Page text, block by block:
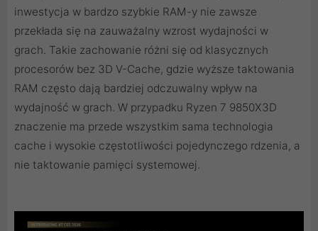
inwestycja w bardzo szybkie RAM-y nie zawsze
przekłada się na zauważalny wzrost wydajności w
grach. Takie zachowanie różni się od klasycznych
procesorów bez 3D V-Cache, gdzie wyższe taktowania
RAM często dają bardziej odczuwalny wpływ na
wydajność w grach. W przypadku Ryzen 7 9850X3D
znaczenie ma przede wszystkim sama technologia
cache i wysokie częstotliwości pojedynczego rdzenia, a
nie taktowanie pamięci systemowej.